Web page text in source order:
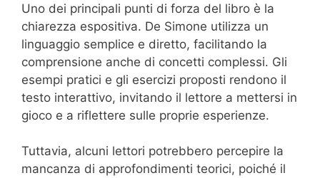
Uno dei principali punti di forza del libro è la
chiarezza espositiva. De Simone utilizza un
linguaggio semplice e diretto, facilitando la
comprensione anche di concetti complessi. Gli
esempi pratici e gli esercizi proposti rendono il
testo interattivo, invitando il lettore a mettersi in
gioco e a riflettere sulle proprie esperienze.
Tuttavia, alcuni lettori potrebbero percepire la
mancanza di approfondimenti teorici, poiché il